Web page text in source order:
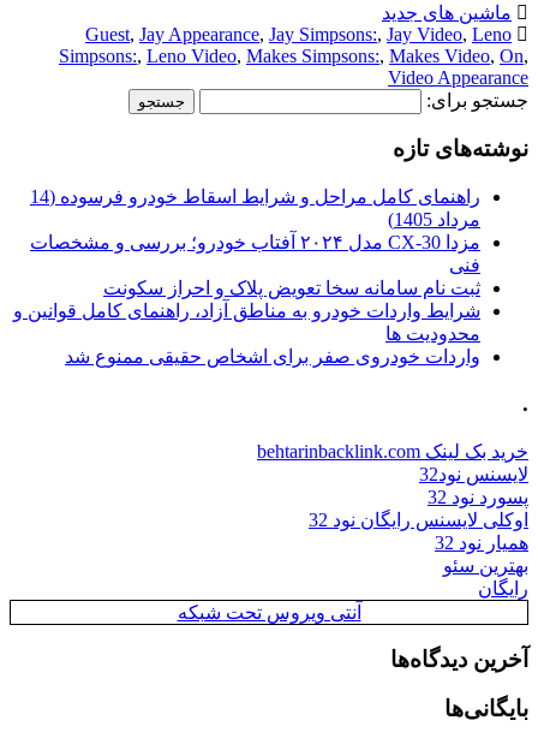
ماشین های جدید
Guest, Jay Appearance, Jay Simpsons:, Jay Video, Leno
Simpsons:, Leno Video, Makes Simpsons:, Makes Video, On,
Video Appearance
جستجو برای:
نوشته‌های تازه
راهنمای کامل مراحل و شرایط اسقاط خودرو فرسوده (14
مرداد 1405)
مزدا CX-30 مدل ۲۰۲۴ آفتاب خودرو؛ بررسی و مشخصات
فنی
ثبت نام سامانه سخا تعویض پلاک و احراز سکونت
شرایط واردات خودرو به مناطق آزاد، راهنمای کامل قوانین و
محدودیت ها
واردات خودروی صفر برای اشخاص حقیقی ممنوع شد
.
خرید بک لینک behtarinbacklink.com
لایسنس نود32
پسورد نود 32
اوکلی لایسنس رایگان نود 32
همیار نود 32
بهترین سئو
رایگان
آنتی ویروس تحت شبکه
آخرین دیدگاه‌ها
بایگانی‌ها